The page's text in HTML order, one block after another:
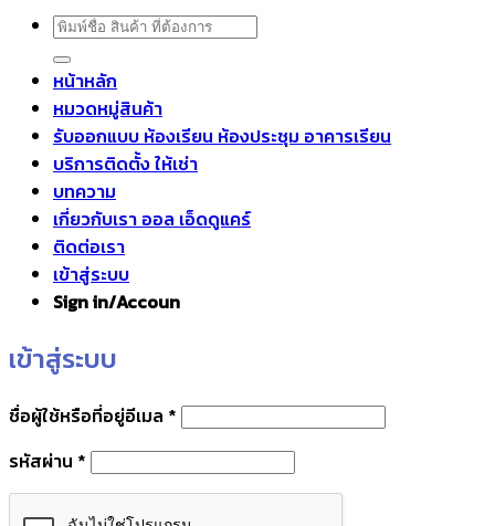
ค้นหา:
หน้าหลัก
หมวดหมู่สินค้า
รับออกแบบ ห้องเรียน ห้องประชุม อาคารเรียน
บริการติดตั้ง ให้เช่า
บทความ
เกี่ยวกับเรา ออล เอ็ดดูแคร์
ติดต่อเรา
เข้าสู่ระบบ
Sign in/Accoun
เข้าสู่ระบบ
ชื่อผู้ใช้หรือที่อยู่อีเมล * ต้องการ
รหัสผ่าน * ต้องการ